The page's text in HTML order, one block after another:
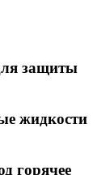
защиты
жидкости
горячее